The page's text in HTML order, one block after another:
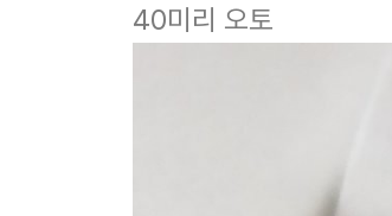
40미리 오토